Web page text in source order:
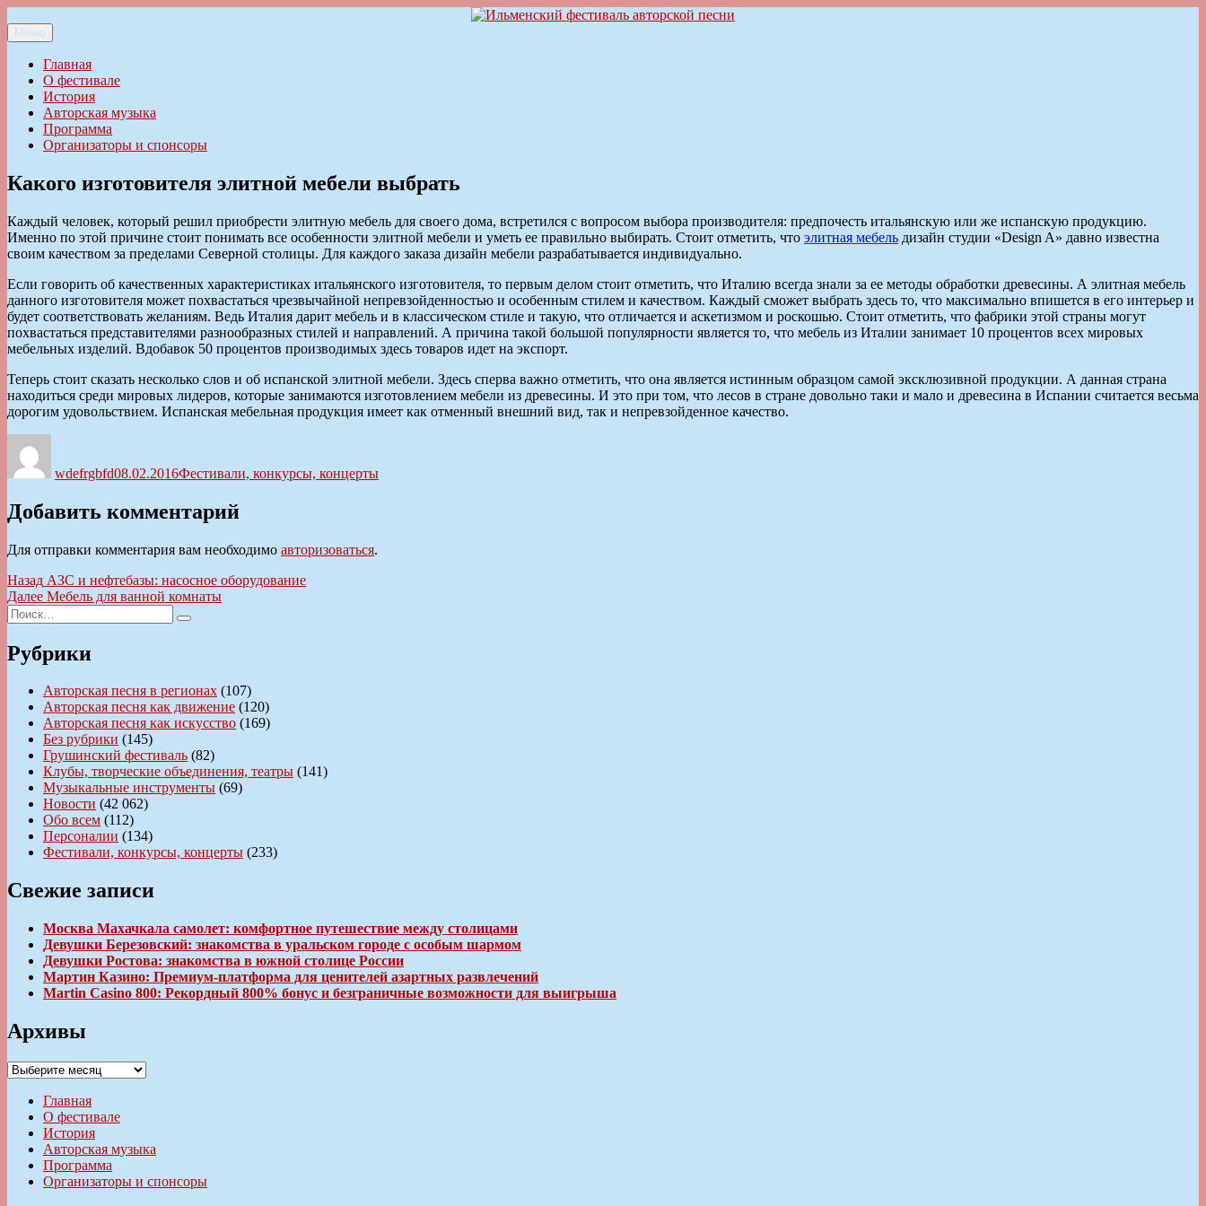
к
содержимому
Ильменский фестиваль авторской песни
Меню
Главная
О фестивале
История
Авторская музыка
Программа
Организаторы и спонсоры
Какого изготовителя элитной мебели выбрать
Каждый человек, который решил приобрести элитную мебель для своего дома, встретился с вопросом выбора производителя: предпочесть итальянскую или же испанскую продукцию.
Именно по этой причине стоит понимать все особенности элитной мебели и уметь ее правильно выбирать. Стоит отметить, что элитная мебель дизайн студии «Design A» давно известна
своим качеством за пределами Северной столицы. Для каждого заказа дизайн мебели разрабатывается индивидуально.
Если говорить об качественных характеристиках итальянского изготовителя, то первым делом стоит отметить, что Италию всегда знали за ее методы обработки древесины. А элитная мебель
данного изготовителя может похвастаться чрезвычайной непревзойденностью и особенным стилем и качеством. Каждый сможет выбрать здесь то, что максимально впишется в его интерьер и
будет соответствовать желаниям. Ведь Италия дарит мебель и в классическом стиле и такую, что отличается и аскетизмом и роскошью. Стоит отметить, что фабрики этой страны могут
похвастаться представителями разнообразных стилей и направлений. А причина такой большой популярности является то, что мебель из Италии занимает 10 процентов всех мировых
мебельных изделий. Вдобавок 50 процентов производимых здесь товаров идет на экспорт.
Теперь стоит сказать несколько слов и об испанской элитной мебели. Здесь сперва важно отметить, что она является истинным образцом самой эксклюзивной продукции. А данная страна
находиться среди мировых лидеров, которые занимаются изготовлением мебели из древесины. И это при том, что лесов в стране довольно таки и мало и древесина в Испании считается весьма
дорогим удовольствием. Испанская мебельная продукция имеет как отменный внешний вид, так и непревзойденное качество.
wdefrgbfd08.02.2016Фестивали, конкурсы, концерты
Добавить комментарий
Для отправки комментария вам необходимо авторизоваться.
Навигация
по
записям
Назад Предыдущая
запись:
АЗС и нефтебазы: насосное оборудование
Далее Следующая
Мебель для ванной комнаты
Искать:
Поиск
Рубрики
Авторская песня в регионах (107)
Авторская песня как движение (120)
Авторская песня как искусство (169)
Без рубрики (145)
Грушинский фестиваль (82)
Клубы, творческие объединения, театры (141)
Музыкальные инструменты (69)
Новости (42 062)
Обо всем (112)
Персоналии (134)
Фестивали, конкурсы, концерты (233)
Свежие записи
Москва Махачкала самолет: комфортное путешествие между столицами
Девушки Березовский: знакомства в уральском городе с особым шармом
Девушки Ростова: знакомства в южной столице России
Мартин Казино: Премиум-платформа для ценителей азартных развлечений
Martin Casino 800: Рекордный 800% бонус и безграничные возможности для выигрыша
Архивы
Архивы
Главная
О фестивале
История
Авторская музыка
Программа
Организаторы и спонсоры